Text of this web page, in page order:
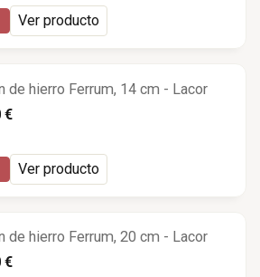
Ver producto
de hierro Ferrum, 14 cm - Lacor
€
Ver producto
de hierro Ferrum, 20 cm - Lacor
€